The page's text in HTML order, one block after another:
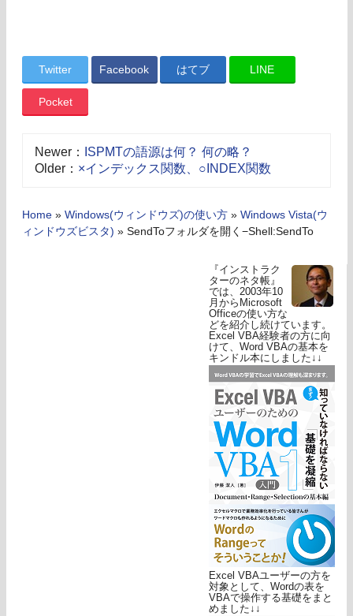
Twitter Facebook はてブ LINE
Pocket
Newer：
ISPMTの語源は何？ 何の略？
Older： ×インデックス関数、○INDEX関数
Home » Windows(ウィンドウズ)の使い方 » Windows Vista(ウ
ィンドウズビスタ) » SendToフォルダを開く−Shell:SendTo
『インストラク
ターのネタ帳』
では、2003年10
月からMicrosoft
Officeの使い方な
どを紹介し続けています。
Excel VBA経験者の方に向
けて、Word VBAの基本を
キンドル本にしました↓↓
Excel VBAユーザーの方を
対象として、Wordの表を
VBAで操作する基礎をまと
めました↓↓